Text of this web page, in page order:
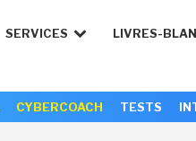
SERVICES LIVRES-
CYBERCOACH TESTS